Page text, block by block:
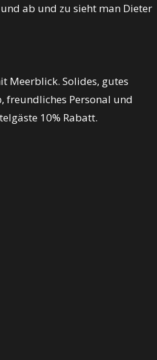
ab und zu sieht man Dieter
Meerblick. Solides, gutes
freundliches Personal und
10% Rabatt.